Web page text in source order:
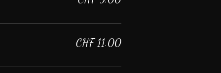
CHF 11.00